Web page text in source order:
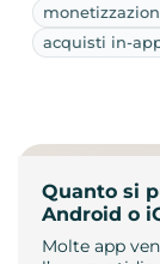
acquisti in-
Quanto si
Android o
Molte app